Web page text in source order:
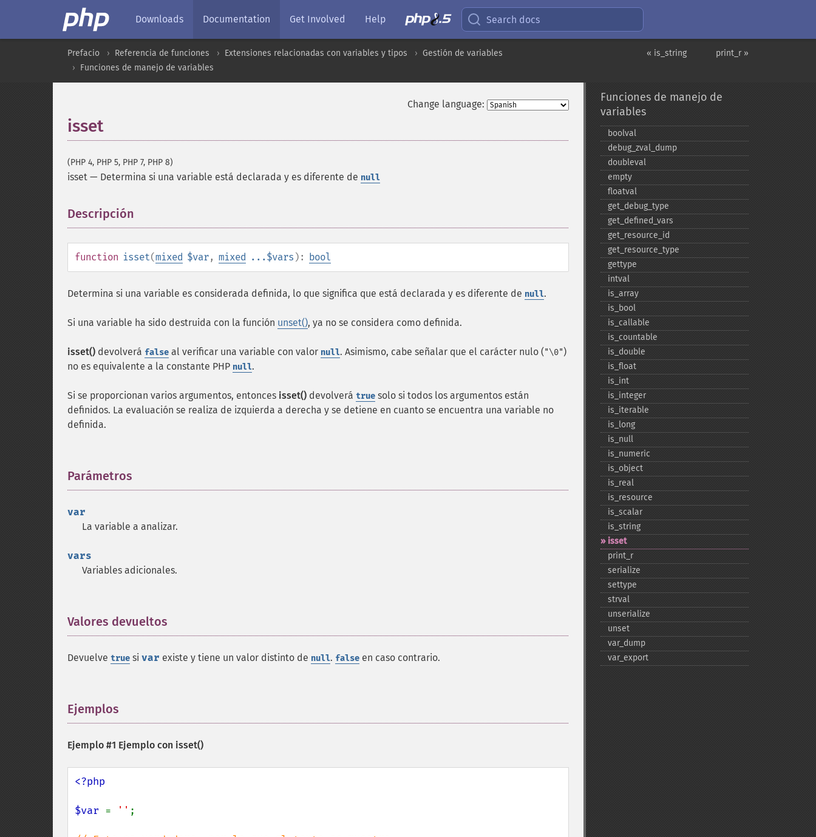
Downloads Documentation Get Involved Help Search docs
print_r »
« is_string
Prefacio Referencia de funciones Extensiones relacionadas con variables y tipos
Gestión de variables
Funciones de manejo de variables
Change language:
isset
(PHP 4, PHP 5, PHP 7, PHP 8)
isset — Determina si una variable está declarada y es diferente de null
Descripción
function isset(mixed $var, mixed ...$vars ): bool
Determina si una variable es considerada definida, lo que significa que está declarada y es diferente de null.
Si una variable ha sido destruida con la función unset(), ya no se considera como definida.
isset() devolverá false al verificar una variable con valor null. Asimismo, cabe señalar que el carácter nulo ("\0")
no es equivalente a la constante PHP null.
Si se proporcionan varios argumentos, entonces isset() devolverá true solo si todos los argumentos están
definidos. La evaluación se realiza de izquierda a derecha y se detiene en cuanto se encuentra una variable no
definida.
Parámetros
var
La variable a analizar.
vars
Variables adicionales.
Valores devueltos
Devuelve true si var existe y tiene un valor distinto de null. false en caso contrario.
Ejemplos
Ejemplo #1 Ejemplo con isset()
<?php
$var = '' ;
Funciones de manejo de
variables
boolval
debug_​zval_​dump
doubleval
empty
floatval
get_​debug_​type
get_​defined_​vars
get_​resource_​id
get_​resource_​type
gettype
intval
is_​array
is_​bool
is_​callable
is_​countable
is_​double
is_​float
is_​int
is_​integer
is_​iterable
is_​long
is_​null
is_​numeric
is_​object
is_​real
is_​resource
is_​scalar
is_​string
isset
print_​r
serialize
settype
strval
unserialize
unset
var_​dump
var_​export